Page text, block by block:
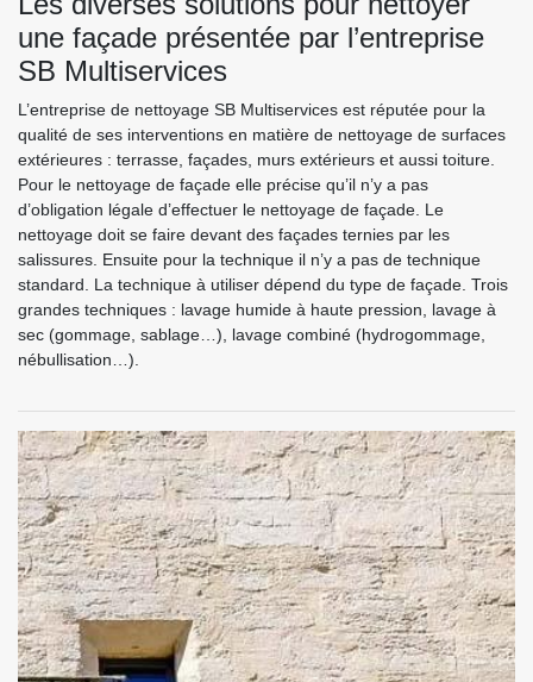
une façade présentée par l’entreprise
SB Multiservices
L’entreprise de nettoyage SB Multiservices est réputée pour la
qualité de ses interventions en matière de nettoyage de surfaces
extérieures : terrasse, façades, murs extérieurs et aussi toiture.
Pour le nettoyage de façade elle précise qu’il n’y a pas
d’obligation légale d’effectuer le nettoyage de façade. Le
nettoyage doit se faire devant des façades ternies par les
salissures. Ensuite pour la technique il n’y a pas de technique
standard. La technique à utiliser dépend du type de façade. Trois
grandes techniques : lavage humide à haute pression, lavage à
sec (gommage, sablage…), lavage combiné (hydrogommage,
nébullisation…).